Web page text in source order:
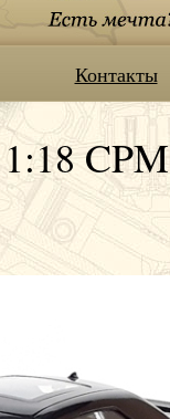
Контакты
CPM